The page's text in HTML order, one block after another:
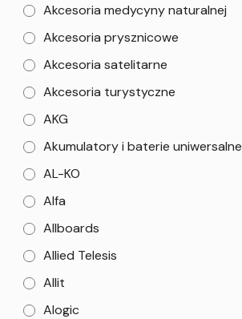
Akcesoria medycyny naturalnej
Akcesoria prysznicowe
Akcesoria satelitarne
Akcesoria turystyczne
AKG
Akumulatory i baterie uniwersalne
AL-KO
Alfa
Allboards
Allied Telesis
Allit
Alogic